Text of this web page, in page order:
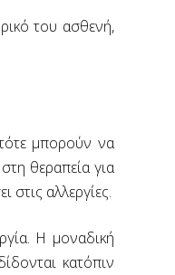
του ασθενή,
μπορούν να
θεραπεία για
στις αλλεργίες.
Η μοναδική
κατόπιν